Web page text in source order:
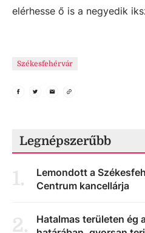
elérhesse ő is a negyedik
Székesfehérvár
Legnépszerűbb
1.
Lemondott a
Centrum kancellárja
2.
Hatalmas területen ég